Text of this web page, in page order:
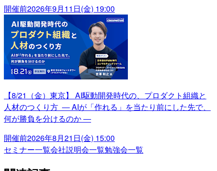
開催前2026年9月11日(金) 19:00
【8/21（金）東京】 AI駆動開発時代の、プロダクト組織と
人材のつくり方 ― AIが「作れる」を当たり前にした先で、
何が勝負を分けるのか ―
開催前2026年8月21日(金) 15:00
セミナー一覧会社説明会一覧勉強会一覧